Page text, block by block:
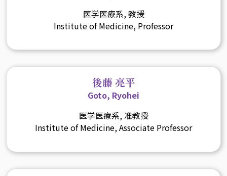
医学医療系, 教授
Institute of Medicine, Professor
後藤 亮平
Goto, Ryohei
医学医療系, 准教授
Institute of Medicine, Associate Professor